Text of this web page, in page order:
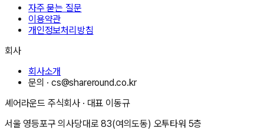
자주 묻는 질문
이용약관
개인정보처리방침
회사
회사소개
문의 ·cs@shareround.co.kr
셰어라운드 주식회사 · 대표 이동규
서울 영등포구 의사당대로 83(여의도동) 오투타워 5층